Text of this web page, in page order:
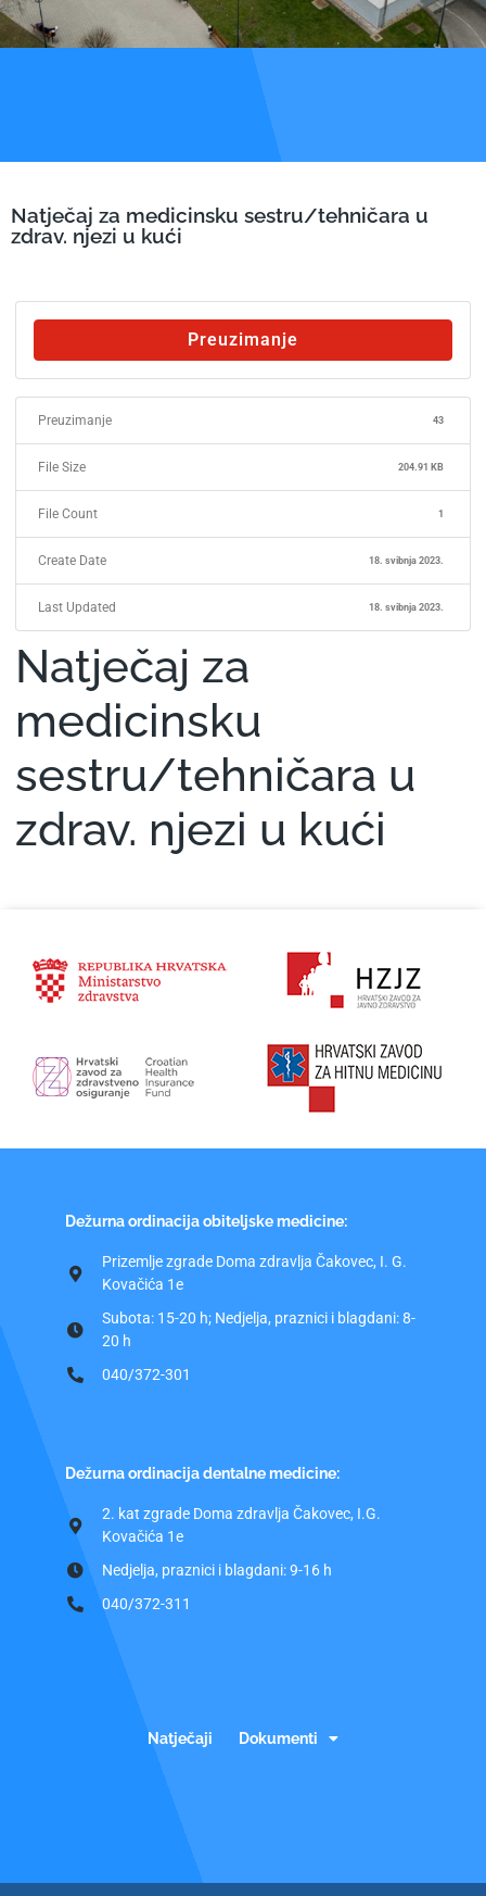
Natječaj za medicinsku sestru/tehničara u
zdrav. njezi u kući
Preuzimanje
Preuzimanje 43
File Size 204.91 KB
File Count 1
Create Date 18. svibnja 2023.
Last Updated 18. svibnja 2023.
Natječaj za
medicinsku
sestru/tehničara u
zdrav. njezi u kući
Dežurna ordinacija obiteljske medicine:
Prizemlje zgrade Doma zdravlja Čakovec, I. G.
Kovačića 1e
Subota: 15-20 h; Nedjelja, praznici i blagdani: 8-
20 h
040/372-301
Dežurna ordinacija dentalne medicine:
2. kat zgrade Doma zdravlja Čakovec, I.G.
Kovačića 1e
Nedjelja, praznici i blagdani: 9-16 h
040/372-311
Natječaji Dokumenti